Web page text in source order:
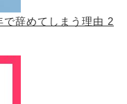
辞めてしまう理由 2